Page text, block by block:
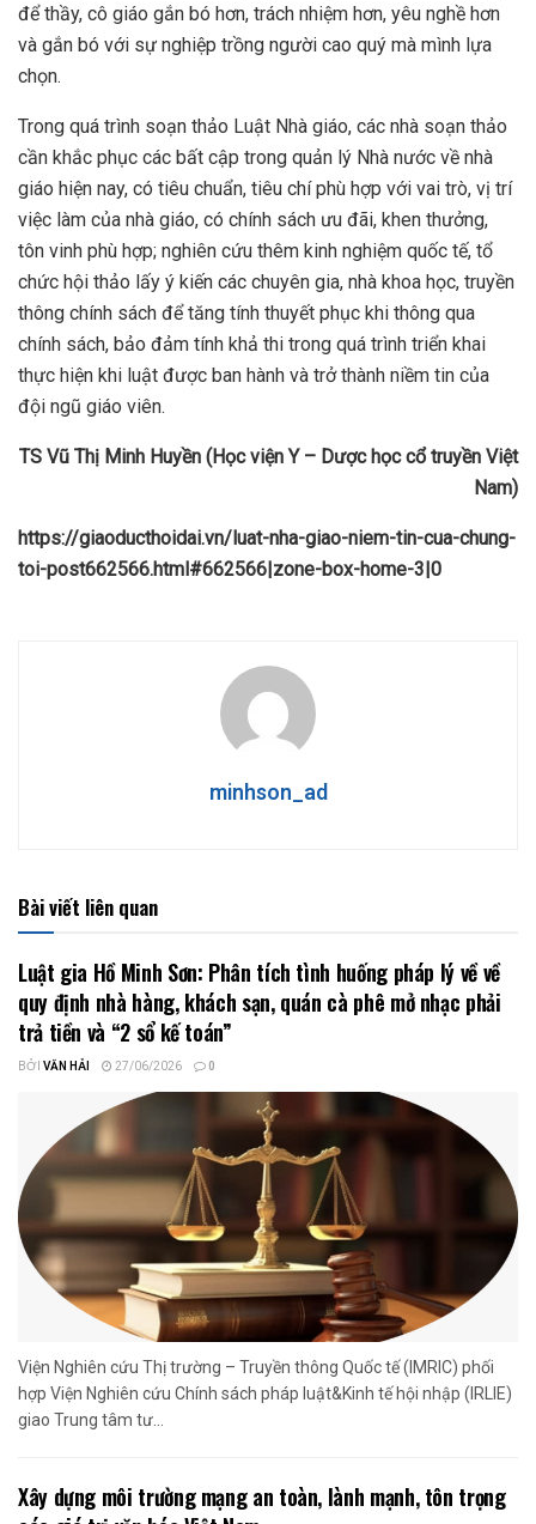
để thầy, cô giáo gắn bó hơn, trách nhiệm hơn, yêu nghề hơn
và gắn bó với sự nghiệp trồng người cao quý mà mình lựa
chọn.
Trong quá trình soạn thảo Luật Nhà giáo, các nhà soạn thảo
cần khắc phục các bất cập trong quản lý Nhà nước về nhà
giáo hiện nay, có tiêu chuẩn, tiêu chí phù hợp với vai trò, vị trí
việc làm của nhà giáo, có chính sách ưu đãi, khen thưởng,
tôn vinh phù hợp; nghiên cứu thêm kinh nghiệm quốc tế, tổ
chức hội thảo lấy ý kiến các chuyên gia, nhà khoa học, truyền
thông chính sách để tăng tính thuyết phục khi thông qua
chính sách, bảo đảm tính khả thi trong quá trình triển khai
thực hiện khi luật được ban hành và trở thành niềm tin của
đội ngũ giáo viên.
TS Vũ Thị Minh Huyền (Học viện Y – Dược học cổ truyền Việt
Nam)
https://giaoducthoidai.vn/luat-nha-giao-niem-tin-cua-chung-
toi-post662566.html#662566|zone-box-home-3|0
minhson_ad
Bài viết liên quan
Luật gia Hồ Minh Sơn: Phân tích tình huống pháp lý về về
quy định nhà hàng, khách sạn, quán cà phê mở nhạc phải
trả tiền và “2 sổ kế toán”
BỞI VĂN HẢI 27/06/2026 0
Viện Nghiên cứu Thị trường – Truyền thông Quốc tế (IMRIC) phối
hợp Viện Nghiên cứu Chính sách pháp luật&Kinh tế hội nhập (IRLIE)
giao Trung tâm tư...
Xây dựng môi trường mạng an toàn, lành mạnh, tôn trọng